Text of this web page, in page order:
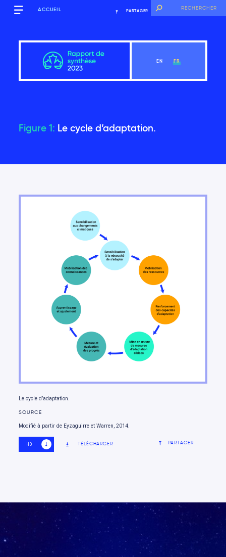
ACCUEIL PARTAGER
EN FR
Figure 1: Le cycle d’adaptation.
Le cycle d’adaptation.
SOURCE
Modifié à partir de Eyzaguirre et Warren, 2014.
HD SD TÉLÉCHARGER PARTAGER